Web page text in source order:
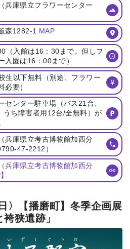
兵庫県立フラワーセンター
森1282-1 MAP
（入館は16：30まで。但しフ
入園は16：00まで）
生以下無料（別途、フラワー
必要）
センター駐車場（バス21台、
うち障害者用12台/全無料）が
兵庫県立考古博物館加西分
47-2212）
兵庫県立考古博物館加西分
〉【播磨町】冬季企画展
狭遺跡」